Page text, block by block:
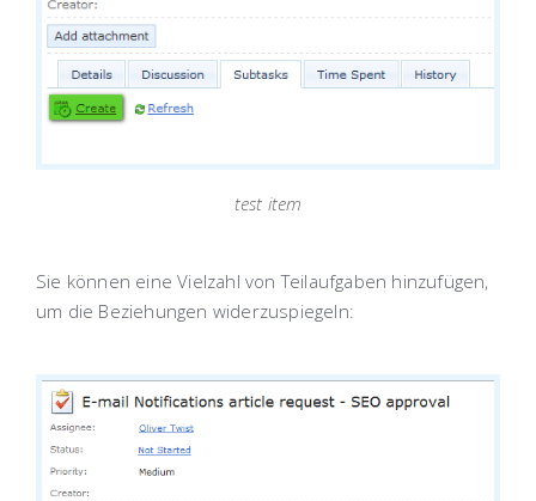
test item
Sie können eine Vielzahl von Teilaufgaben hinzufügen,
um die Beziehungen widerzuspiegeln: